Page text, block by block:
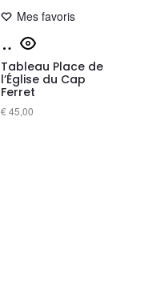
Mes favoris
Tableau Place de
l’Église du Cap
Ferret
€45,00